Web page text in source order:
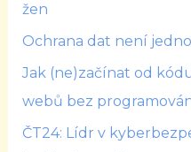
žen
Ochrana dat není
Jak (ne)začínat od
webů bez
ČT24: Lídr v